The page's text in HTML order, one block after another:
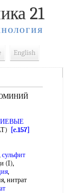
21
English
[c.157]
сульфит
(I),
,
нитрат